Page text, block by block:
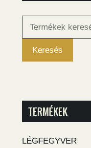
Keresés
Keresés
TERMÉKEK
LÉGFEGYVER